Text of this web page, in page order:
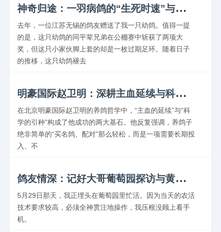
神
奇归途：一羽病鸽的“生死时速”与精准定位
去年，一位江苏无锡的鸽友赠送了我一只幼鸽。值得一提
的是，这只幼鸽的同平辈兄弟在公棚赛中斩获了两项大
奖，但这只小家伙脚上套的却是一枚过期足环。随着日子
的推移，这只幼鸽褪去
明
豪国际赵卫明：深耕主血延续与科学引种的实战真经
在北京明豪国际赵卫明的养鸽哲学中，“主血的延续”与“科
学的引种”构成了他成功的两大基石。他反复强调，养鸽子
绝非简单的“买名鸽、配对”那么轻松，而是一项需要长期投
入、不
鸽
友情深：记好大哥葡萄园探访与黄杠雄鸽的结缘
5月29日那天，我正埋头在葡萄园里忙活。因为当天的农活
技术要求较高，必须全神贯注地操作，我压根没顾上看手
机。